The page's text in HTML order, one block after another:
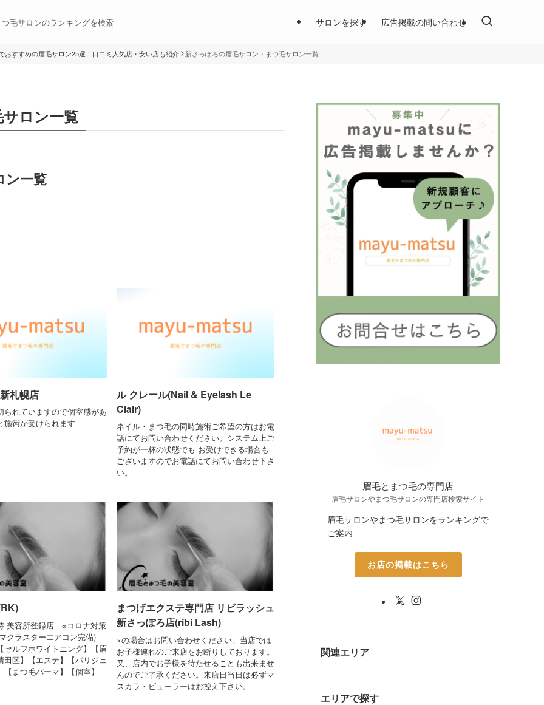
毛サロンのランキングを検索 サロンを探す 広告掲載の問い合わせ
おすすめの眉毛サロン25選！口コミ人気店・安い店も紹介 新さっぽろの眉毛サロン・まつ毛サロン一覧
ロン一覧
ン一覧
札幌店
られていますので個室感があ
施術が受けられます
ル クレール(Nail & Eyelash Le
Clair)
ネイル・まつ毛の同時施術ご希望の方はお電
話にてお問い合わせください。システム上ご
予約が一杯の状態でも お受けできる場合も
ございますのでお電話にてお問い合わせ下さ
い。
美容所登録店 ※コロナ対策
クラスターエアコン完備)
セルフホワイトニング】【眉
田区】【エステ】【パリジェ
まつ毛パーマ】【個室】
まつげエクステ専門店 リビラッシュ
新さっぽろ店(ribi Lash)
×の場合はお問い合わせください。当店では
お子様連れのご来店をお断りしております。
又、店内でお子様を待たせることも出来ませ
んのでご了承ください。来店日当日は必ずマ
スカラ・ビューラーはお控え下さい。
眉毛とまつ毛の専門店
眉毛サロンやまつ毛サロンの専門店検索サイト
眉毛サロンやまつ毛サロンをランキングで
ご案内
お店の掲載はこちら
関連エリア
エリアで探す